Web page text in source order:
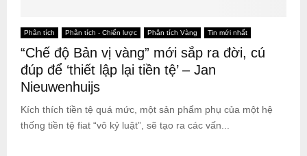
Phân tích Phân tích - Chiến lược Phân tích Vàng Tin mới nhất
“Chế độ Bản vị vàng” mới sắp ra đời, cú
đúp để ‘thiết lập lại tiền tệ’ – Jan
Nieuwenhuijs
Kích thích tiền tệ quá mức, một sản phẩm phụ của một hệ
thống tiền tệ fiat “vô kỷ luật”, sẽ tạo ra các vấn...